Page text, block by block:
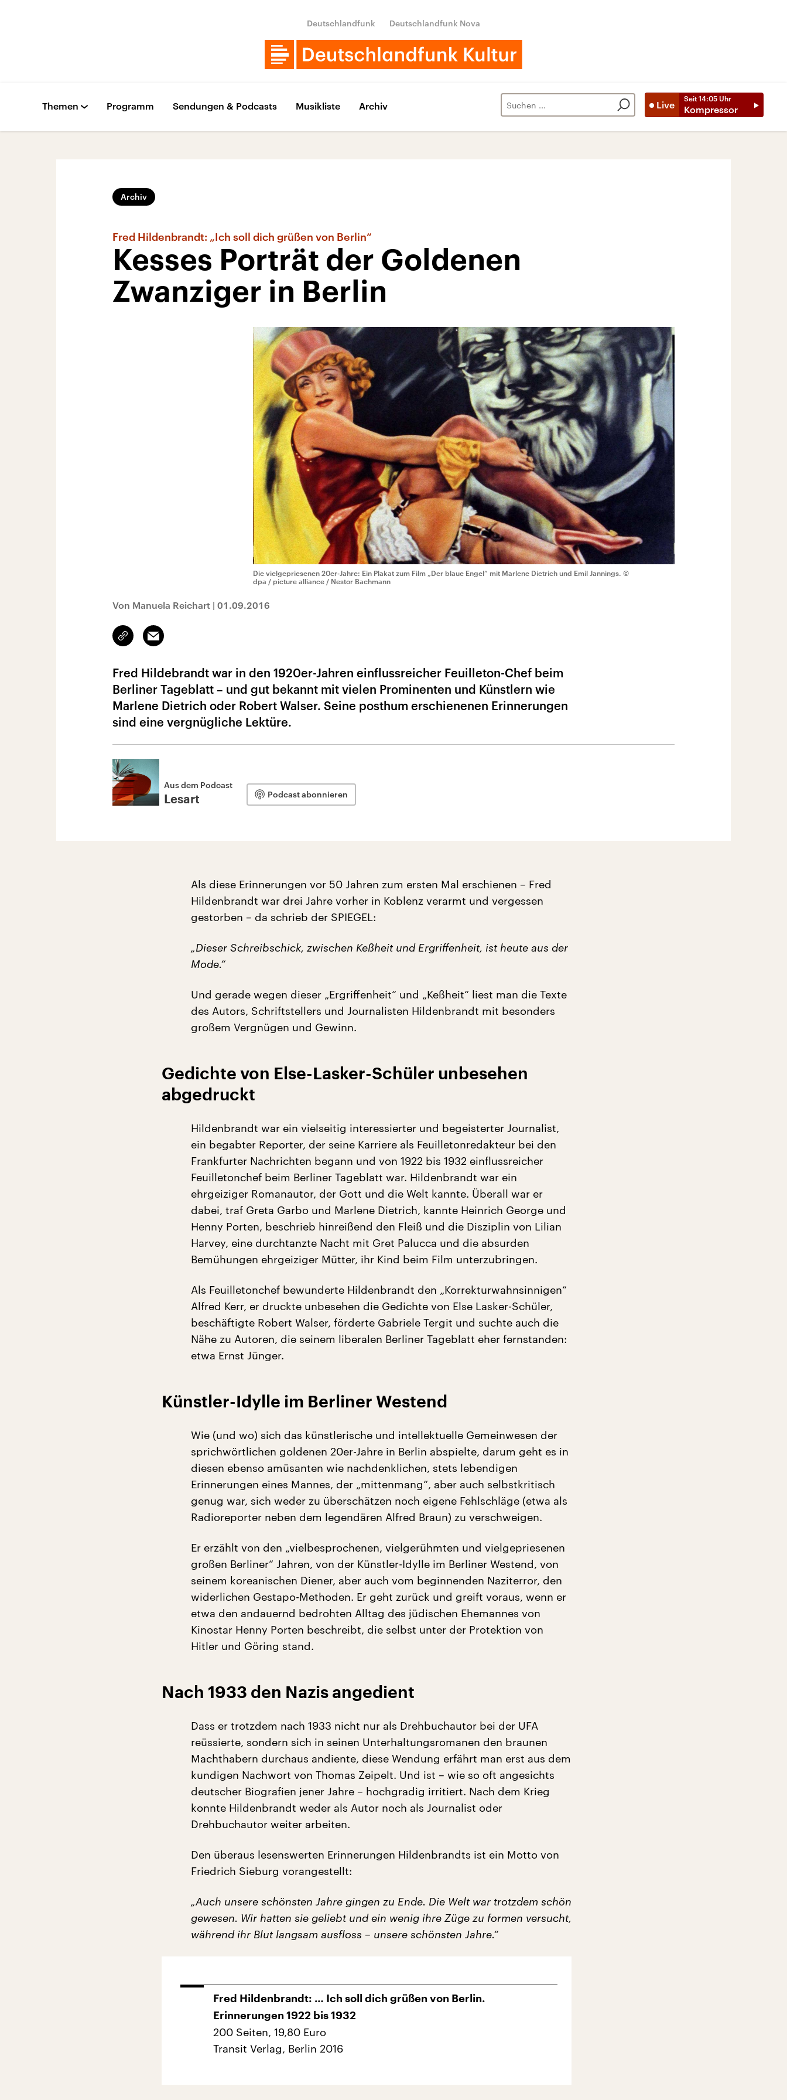
Deutschlandfunk Deutschlandfunk Nova
Live
Seit 14:05 Uhr
Kompressor
Themen Programm Sendungen & Podcasts Musikliste Archiv
Archiv
Fred Hildenbrandt: „Ich soll dich grüßen von Berlin“
Kesses Porträt der Goldenen
Zwanziger in Berlin
Die vielgepriesenen 20er-Jahre: Ein Plakat zum Film „Der blaue Engel“ mit Marlene Dietrich und Emil Jannings. ©
dpa / picture alliance / Nestor Bachmann
Von Manuela Reichart | 01.09.2016
Link
kopieren/teilen
Email
Fred Hildebrandt war in den 1920er-Jahren einflussreicher Feuilleton-Chef beim
Berliner Tageblatt – und gut bekannt mit vielen Prominenten und Künstlern wie
Marlene Dietrich oder Robert Walser. Seine posthum erschienenen Erinnerungen
sind eine vergnügliche Lektüre.
Aus dem Podcast
Lesart Podcast abonnieren
Als diese Erinnerungen vor 50 Jahren zum ersten Mal erschienen – Fred
Hildenbrandt war drei Jahre vorher in Koblenz verarmt und vergessen
gestorben – da schrieb der SPIEGEL:
„Dieser Schreibschick, zwischen Keßheit und Ergriffenheit, ist heute aus der
Mode.“
Und gerade wegen dieser „Ergriffenheit“ und „Keßheit“ liest man die Texte
des Autors, Schriftstellers und Journalisten Hildenbrandt mit besonders
großem Vergnügen und Gewinn.
Gedichte von Else-Lasker-Schüler unbesehen
abgedruckt
Hildenbrandt war ein vielseitig interessierter und begeisterter Journalist,
ein begabter Reporter, der seine Karriere als Feuilletonredakteur bei den
Frankfurter Nachrichten begann und von 1922 bis 1932 einflussreicher
Feuilletonchef beim Berliner Tageblatt war. Hildenbrandt war ein
ehrgeiziger Romanautor, der Gott und die Welt kannte. Überall war er
dabei, traf Greta Garbo und Marlene Dietrich, kannte Heinrich George und
Henny Porten, beschrieb hinreißend den Fleiß und die Disziplin von Lilian
Harvey, eine durchtanzte Nacht mit Gret Palucca und die absurden
Bemühungen ehrgeiziger Mütter, ihr Kind beim Film unterzubringen.
Als Feuilletonchef bewunderte Hildenbrandt den „Korrekturwahnsinnigen“
Alfred Kerr, er druckte unbesehen die Gedichte von Else Lasker-Schüler,
beschäftigte Robert Walser, förderte Gabriele Tergit und suchte auch die
Nähe zu Autoren, die seinem liberalen Berliner Tageblatt eher fernstanden:
etwa Ernst Jünger.
Künstler-Idylle im Berliner Westend
Wie (und wo) sich das künstlerische und intellektuelle Gemeinwesen der
sprichwörtlichen goldenen 20er-Jahre in Berlin abspielte, darum geht es in
diesen ebenso amüsanten wie nachdenklichen, stets lebendigen
Erinnerungen eines Mannes, der „mittenmang“, aber auch selbstkritisch
genug war, sich weder zu überschätzen noch eigene Fehlschläge (etwa als
Radioreporter neben dem legendären Alfred Braun) zu verschweigen.
Er erzählt von den „vielbesprochenen, vielgerühmten und vielgepriesenen
großen Berliner“ Jahren, von der Künstler-Idylle im Berliner Westend, von
seinem koreanischen Diener, aber auch vom beginnenden Naziterror, den
widerlichen Gestapo-Methoden. Er geht zurück und greift voraus, wenn er
etwa den andauernd bedrohten Alltag des jüdischen Ehemannes von
Kinostar Henny Porten beschreibt, die selbst unter der Protektion von
Hitler und Göring stand.
Nach 1933 den Nazis angedient
Dass er trotzdem nach 1933 nicht nur als Drehbuchautor bei der UFA
reüssierte, sondern sich in seinen Unterhaltungsromanen den braunen
Machthabern durchaus andiente, diese Wendung erfährt man erst aus dem
kundigen Nachwort von Thomas Zeipelt. Und ist – wie so oft angesichts
deutscher Biografien jener Jahre – hochgradig irritiert. Nach dem Krieg
konnte Hildenbrandt weder als Autor noch als Journalist oder
Drehbuchautor weiter arbeiten.
Den überaus lesenswerten Erinnerungen Hildenbrandts ist ein Motto von
Friedrich Sieburg vorangestellt:
„Auch unsere schönsten Jahre gingen zu Ende. Die Welt war trotzdem schön
gewesen. Wir hatten sie geliebt und ein wenig ihre Züge zu formen versucht,
während ihr Blut langsam ausfloss – unsere schönsten Jahre.“
Fred Hildenbrandt: … Ich soll dich grüßen von Berlin.
Erinnerungen 1922 bis 1932
200 Seiten, 19,80 Euro
Transit Verlag, Berlin 2016